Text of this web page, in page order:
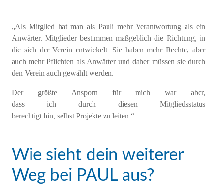
„Als Mitglied hat man als Pauli mehr Verantwortung als ein
Anwärter. Mitglieder bestimmen maßgeblich die Richtung, in
die sich der Verein entwickelt. Sie haben mehr Rechte, aber
auch mehr Pflichten als Anwärter und daher müssen sie durch
den Verein auch gewählt werden.
Der größte Ansporn fürmich war aber,
dass ich durch diesen Mitgliedsstatus
berechtigt bin, selbst Projekte zu leiten.“
Wie sieht dein weiterer
Weg bei PAUL aus?